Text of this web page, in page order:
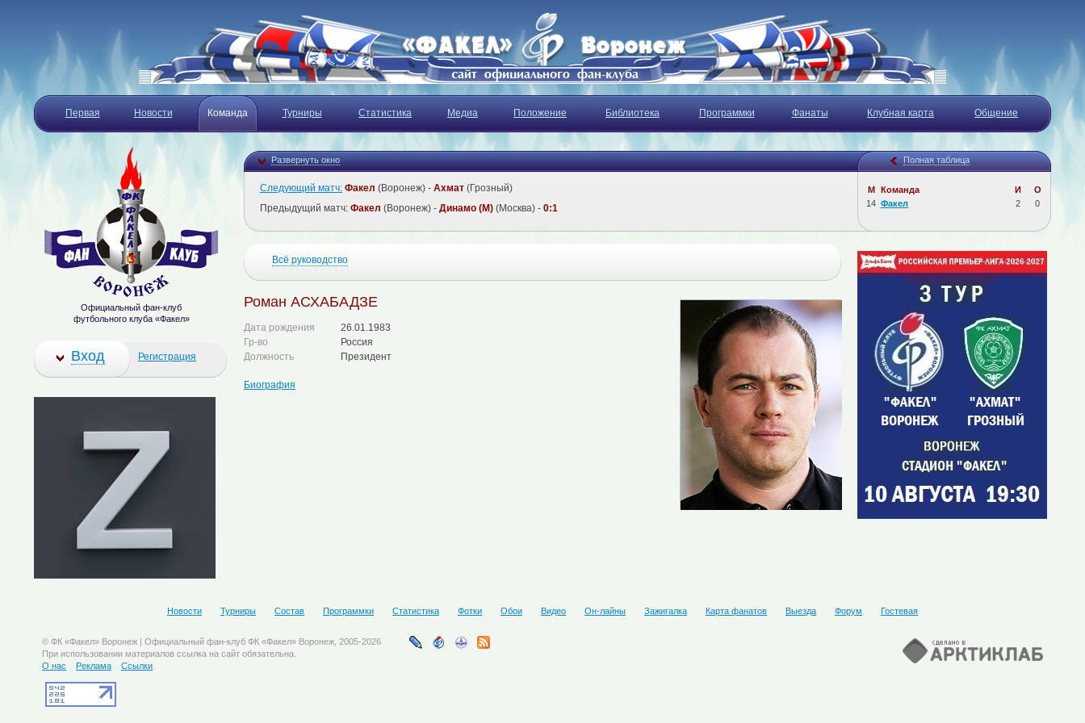
Первая Новости Команда Турниры Статистика Медиа Положение Библиотека Программки Фанаты Клубная карта Общение
Развернуть окно Полная таблица
М Команда И
О
14 Факел 2 0
Следующий матч: Факел (Воронеж) - Ахмат (Грозный)
Предыдущий матч: Факел (Воронеж) - Динамо (М) (Москва) - 0:1
Всё руководство
Роман АСХАБАДЗЕ
Дата рождения
26.01.1983
Гр-во
Россия
Должность
Президент
Биография
Официальный фан-клуб
футбольного клуба «Факел»
Вход Регистрация
Новости Турниры Состав Программки Статистика Фотки Обои Видео Он-лайны Зажигалка Карта фанатов Выезда Форум Гостевая
© ФК «Факел» Воронеж | Официальный фан-клуб ФК «Факел» Воронеж, 2005-2026
При использовании материалов ссылка на сайт обязательна.
О нас
Реклама Ссылки